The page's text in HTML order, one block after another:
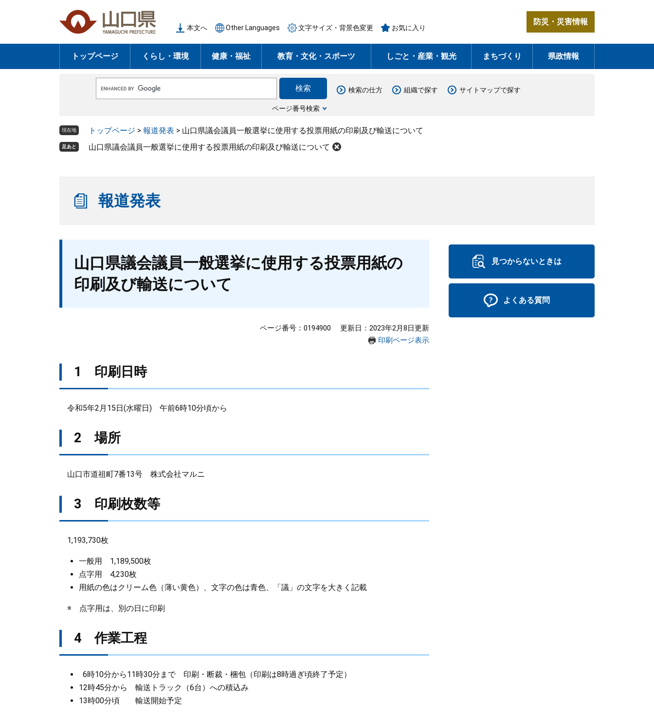
の
頭
ー
飛
本文へ Other Languages 文字サイズ・背景色変更 お気に入り
防災・災害情報
トップページ くらし・環境 健康・福祉 教育・文化・スポーツ しごと・産業・観光 まちづくり 県政情報
o
e
ス
ページ番号検索
検索の仕方 組織で探す サイトマップで探す
現在地 トップページ > 報道発表 > 山口県議会議員一般選挙に使用する投票用紙の印刷及び輸送について
足あと 山口県議会議員一般選挙に使用する投票用紙の印刷及び輸送について
報道発表
山口県議会議員一般選挙に使用する投票用紙の
印刷及び輸送について
ページ番号：0194900
更新日：2023年2月8日更新
印刷ページ表示
1 印刷日時
令和5年2月15日(水曜日) 午前6時10分頃から
2 場所
山口市道祖町7番13号 株式会社マルニ
3 印刷枚数等
1,193,730枚
一般用 1,189,500枚
点字用 4,230枚
用紙の色はクリーム色（薄い黄色）、文字の色は青色、「議」の文字を大きく記載
※ 点字用は、別の日に印刷
4 作業工程
6時10分から11時30分まで 印刷・断裁・梱包（印刷は8時過ぎ頃終了予定）
12時45分から 輸送トラック（6台）への積込み
13時00分頃 輸送開始予定
見つからないときは
よくある質問